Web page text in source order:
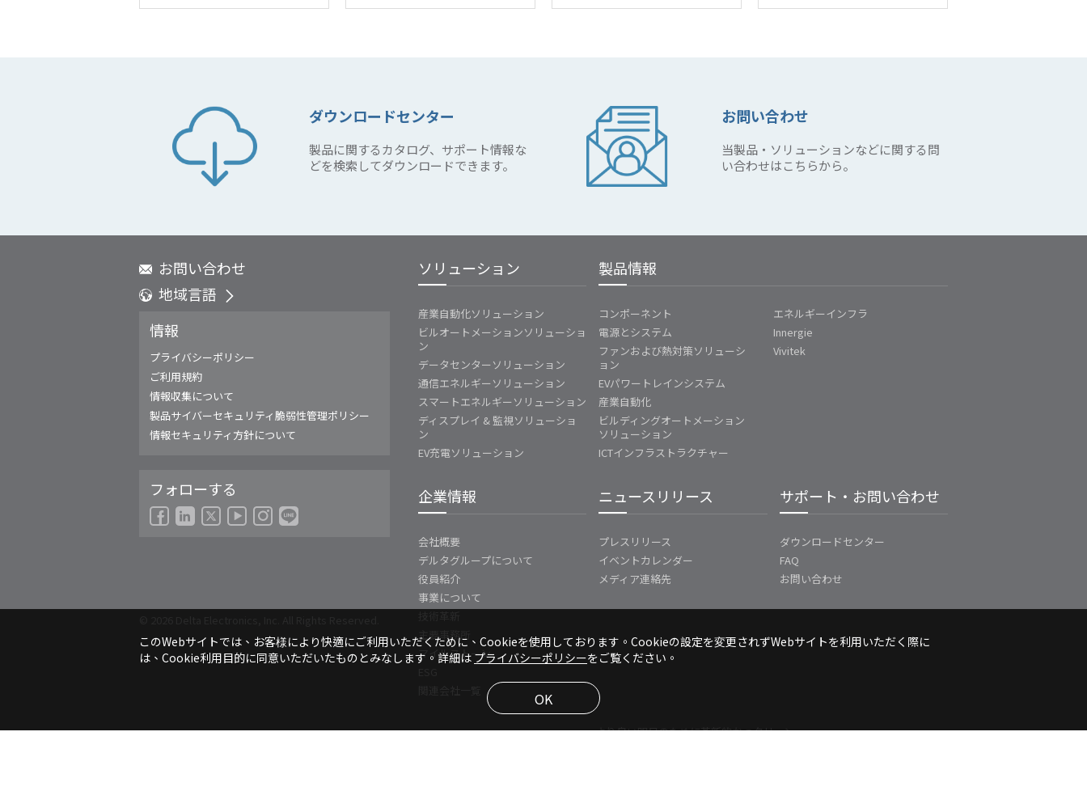
ダウンロードセンター
製品に関するカタログ、サポート情報な
どを検索してダウンロードできます。
お問い合わせ
当製品・ソリューションなどに関する問
い合わせはこちらから。
お問い合わせ
地域言語
Global - 繁體中文
Americas - English
Australia - English
China - 简体中文
EMEA - English
EMEA - Deutsch
India - English
Japan - 日本語
Korea - 한국어
情報
プライバシーポリシー
ご利用規約
情報収集について
製品サイバーセキュリティ脆弱性管理ポリシー
情報セキュリティ方針について
フォローする
ソリューション
産業自動化ソリューション
ビルオートメーションソリューショ
ン
データセンターソリューション
通信エネルギーソリューション
スマートエネルギーソリューション
ディスプレイ & 監視ソリューショ
ン
EV充電ソリューション
製品情報
コンポーネント
電源とシステム
ファンおよび熱対策ソリューシ
ョン
EVパワートレインシステム
産業自動化
ビルディングオートメーション
ソリューション
ICTインフラストラクチャー
エネルギーインフラ
Innergie
Vivitek
企業情報
会社概要
デルタグループについて
役員紹介
事業について
主要事務所
マイルストーン
ニュースリリース
プレスリリース
イベントカレンダー
メディア連絡先
サポート・お問い合わせ
ダウンロードセンター
FAQ
お問い合わせ
より良い明日のために革新的かつクリーン
このWebサイトでは、お客様により快適にご利用いただくために、Cookieを使用しております。Cookieの設定を変更されずWebサイトを利用いただく際に
は、Cookie利用目的に同意いただいたものとみなします。詳細は プライバシーポリシーをご覧ください。
OK